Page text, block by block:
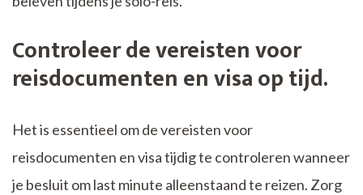
Controleer de vereisten voor
reisdocumenten en visa op tijd.
Het is essentieel om de vereisten voor
reisdocumenten en visa tijdig te controleren wanneer
je besluit om last minute alleenstaand te reizen. Zorg